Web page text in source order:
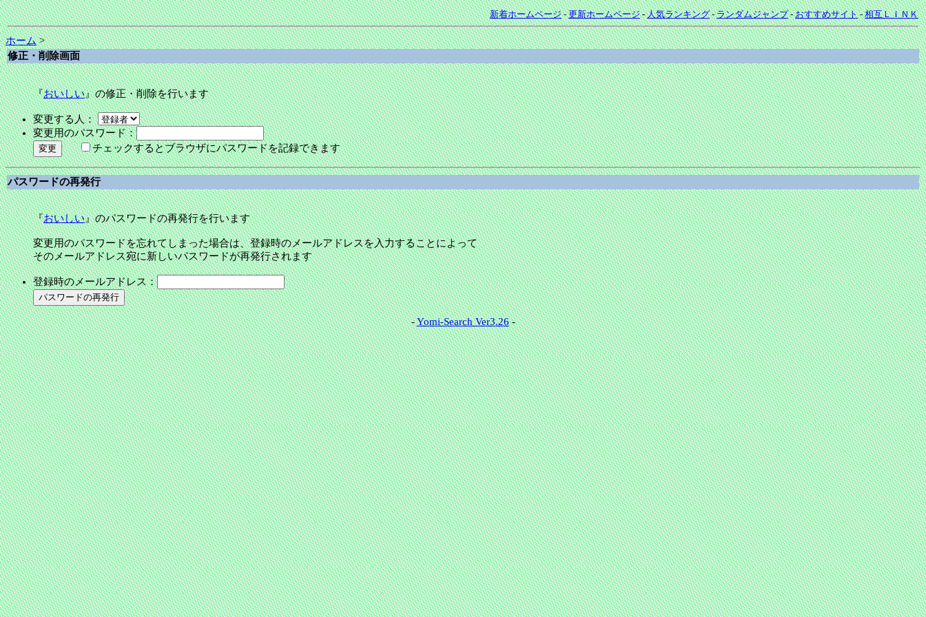
新着ホームページ-更新ホームページ-人気ランキング-ランダムジャンプ-おすすめサイト-相互ＬＩＮＫ
ホーム>
修正・削除画面
『おいしい』の修正・削除を行います
変更する人：
変更用のパスワード：
チェックするとブラウザにパスワードを記録できます
パスワードの再発行
『おいしい』のパスワードの再発行を行います
変更用のパスワードを忘れてしまった場合は、登録時のメールアドレスを入力することによって
そのメールアドレス宛に新しいパスワードが再発行されます
登録時のメールアドレス：
-Yomi-Search Ver3.26-